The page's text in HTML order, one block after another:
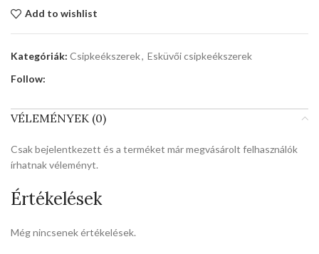
Add to wishlist
Kategóriák: Csipkeékszerek, Esküvői csipkeékszerek
Follow:
VÉLEMÉNYEK (0)
Értékelések
Még nincsenek értékelések.
Csak bejelentkezett és a terméket már megvásárolt felhasználók
írhatnak véleményt.